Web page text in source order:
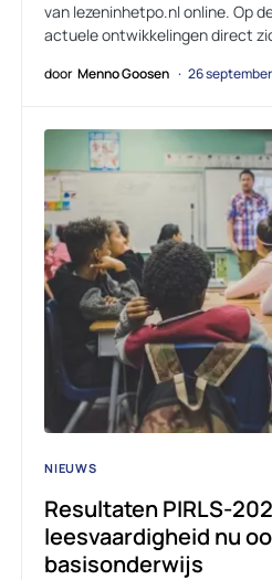
van lezeninhetpo.nl online. Op
actuele ontwikkelingen direct
door Menno Goosen 26
NIEUWS
Resultaten PIRLS-
leesvaardigheid nu
basisonderwijs